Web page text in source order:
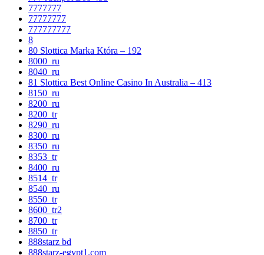
7777777
77777777
777777777
8
80 Slottica Marka Która – 192
8000_ru
8040_ru
81 Slottica Best Online Casino In Australia – 413
8150_ru
8200_ru
8200_tr
8290_ru
8300_ru
8350_ru
8353_tr
8400_ru
8514_tr
8540_ru
8550_tr
8600_tr2
8700_tr
8850_tr
888starz bd
888starz-egypt1.com